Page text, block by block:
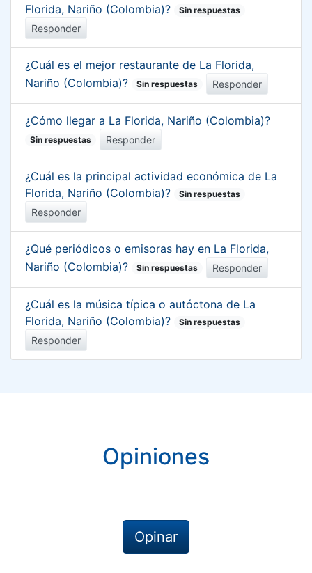
Florida, Nariño (Colombia)?
Sin respuestas
Responder
¿Cuál es el mejor restaurante de La Florida,
Nariño (Colombia)?
Sin respuestas Responder
¿Cómo llegar a La Florida, Nariño (Colombia)?
Sin respuestas Responder
¿Cuál es la principal actividad económica de La
Florida, Nariño (Colombia)?
Sin respuestas
Responder
¿Qué periódicos o emisoras hay en La Florida,
Nariño (Colombia)?
Sin respuestas Responder
¿Cuál es la música típica o autóctona de La
Florida, Nariño (Colombia)?
Sin respuestas
Responder
Opiniones
Opinar